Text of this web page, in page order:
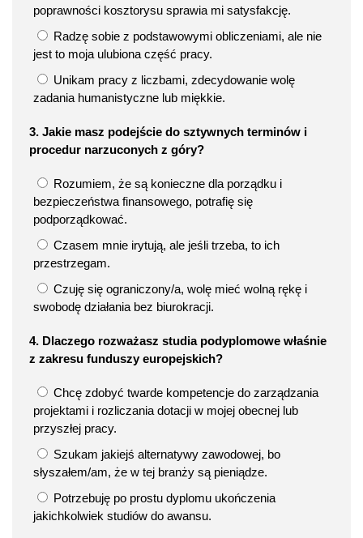
poprawności kosztorysu sprawia mi satysfakcję.
Radzę sobie z podstawowymi obliczeniami, ale nie
jest to moja ulubiona część pracy.
Unikam pracy z liczbami, zdecydowanie wolę
zadania humanistyczne lub miękkie.
3. Jakie masz podejście do sztywnych terminów i
procedur narzuconych z góry?
Rozumiem, że są konieczne dla porządku i
bezpieczeństwa finansowego, potrafię się
podporządkować.
Czasem mnie irytują, ale jeśli trzeba, to ich
przestrzegam.
Czuję się ograniczony/a, wolę mieć wolną rękę i
swobodę działania bez biurokracji.
4. Dlaczego rozważasz studia podyplomowe właśnie
z zakresu funduszy europejskich?
Chcę zdobyć twarde kompetencje do zarządzania
projektami i rozliczania dotacji w mojej obecnej lub
przyszłej pracy.
Szukam jakiejś alternatywy zawodowej, bo
słyszałem/am, że w tej branży są pieniądze.
Potrzebuję po prostu dyplomu ukończenia
jakichkolwiek studiów do awansu.